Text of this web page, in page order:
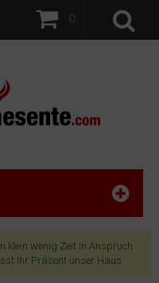
klein wenig Zeit in Anspruch.
Ihr Präsent unser Haus.